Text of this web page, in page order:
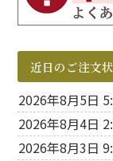
近日のご注文
2026年8月5日
2026年8月4日
2026年8月3日